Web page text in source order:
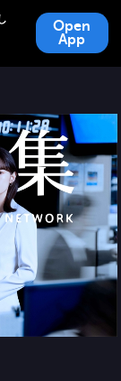
Open
App